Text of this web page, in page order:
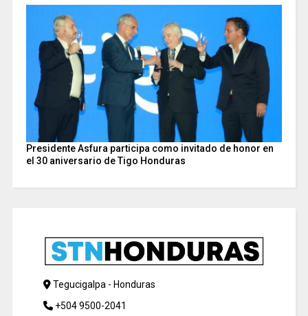
Presidente Asfura participa como invitado de honor en
el 30 aniversario de Tigo Honduras
Tegucigalpa - Honduras
+504 9500-2041